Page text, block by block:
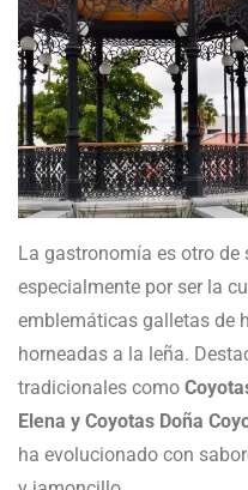
La gastronomía es otro de
especialmente por ser la
emblemáticas galletas de
horneadas a la leña.
tradicionales como
Elena y Coyotas Doña
ha evolucionado con